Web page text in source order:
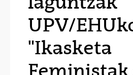
UPV/
"Ikasketa